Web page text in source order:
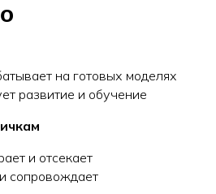
на готовых моделях
развитие и обучение
и отсекает
сопровождает